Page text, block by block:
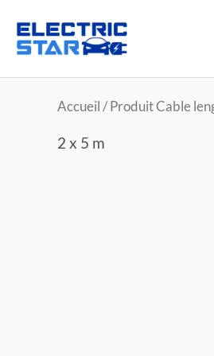
Accueil/ Produit Cable
2 x 5 m